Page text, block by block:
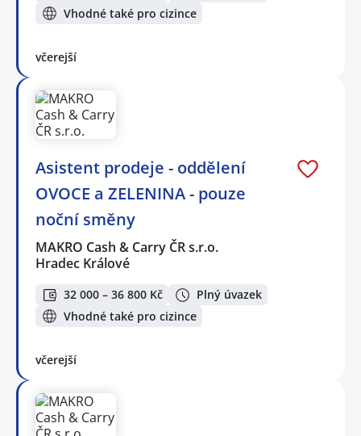
Vhodné také pro cizince
včerejší
Asistent prodeje - oddělení
OVOCE a ZELENINA - pouze
noční směny
MAKRO Cash & Carry ČR s.r.o.
Hradec Králové
32 000 – 36 800 Kč
Plný úvazek
Vhodné také pro cizince
včerejší